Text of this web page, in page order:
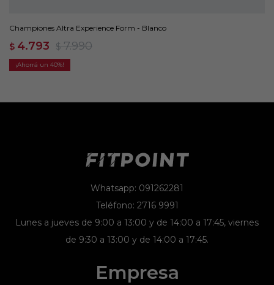
Championes Altra Experience Form - Blanco
$ 4.793 $ 7.990
40
Whatsapp: 091262281
Teléfono: 2716 9991
Lunes a jueves de 9:00 a 13:00 y de 14:00 a 17:45, viernes
de 9:30 a 13:00 y de 14:00 a 17:45.
Empresa